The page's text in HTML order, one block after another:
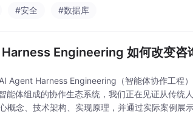
#安全 #数据库
Engineering 如何改变咨
Agent Harness Engineering（智能体协作工程
能体组成的协作生态系统，我们正在见证从传统
概念、技术架构、实现原理，并通过实际案例展